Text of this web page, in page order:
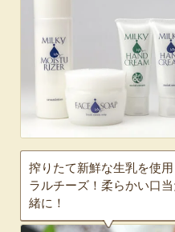
搾りたて新鮮な生乳を使
ラルチーズ！柔らかい口
緒に！
のな